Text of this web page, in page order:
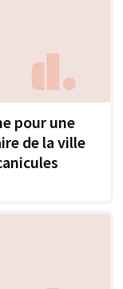
pour une
de la ville